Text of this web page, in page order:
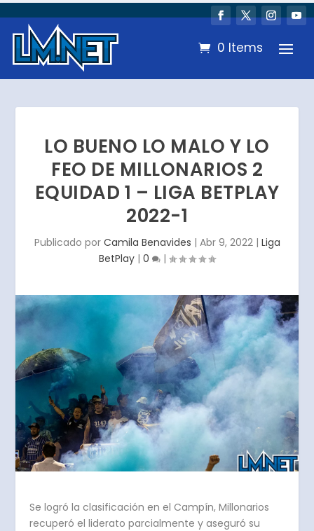
0 Items
LO BUENO LO MALO Y LO
FEO DE MILLONARIOS 2
EQUIDAD 1 – LIGA BETPLAY
2022-1
Publicado por Camila Benavides | Abr 9, 2022| Liga
BetPlay | 0 |
Se logró la clasificación en el Campín, Millonarios
recuperó el liderato parcialmente y aseguró su